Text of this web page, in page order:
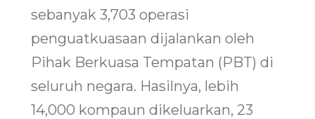
sebanyak 3,703 operasi
penguatkuasaan dijalankan oleh
Pihak Berkuasa Tempatan (PBT) di
seluruh negara. Hasilnya, lebih
14,000 kompaun dikeluarkan, 23